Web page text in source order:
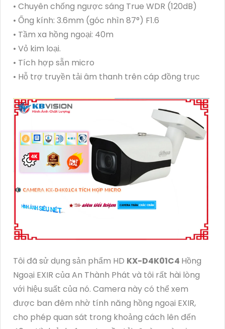
• Chuyên chống ngược sáng True WDR (120dB)
• Ống kính: 3.6mm (góc nhìn 87°) F1.6
• Tầm xa hồng ngoại: 40m
• Vỏ kim loại.
• Tích hợp sẵn micro
• Hỗ trợ truyền tải âm thanh trên cáp đồng trục
Tôi đã sử dụng sản phẩm HD KX-D4K01C4 Hồng
Ngoại EXIR của An Thành Phát và tôi rất hài lòng
với hiệu suất của nó. Camera này có thể xem
được ban đêm nhờ tính năng hồng ngoại EXIR,
cho phép quan sát trong khoảng cách lên đến